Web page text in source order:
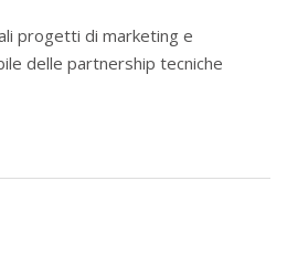
progetti di marketing e
delle partnership tecniche